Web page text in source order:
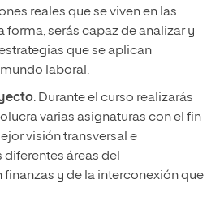
reales que se viven en las
forma, serás capaz de analizar y
que se aplican
laboral.
. Durante el curso realizarás
varias asignaturas con el fin
visión transversal e
áreas del
finanzas y de la interconexión que